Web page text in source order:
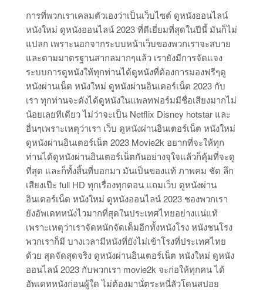
การที่พวกเราเคลมตัวเองว่าเป็นเว็บไซต์ ดูหนังออนไลน์
หนังใหม่ ดูหนังออนไลน์ 2023 ที่ดีเยี่ยมที่สุดในปีนี้ มันก็ไม่
แปลก เพราะนอกจากระบบหน้าเว็บของพวกเราจะสบาย
และตามมาตรฐานสากลมากๆแล้ว เรายังมีการจัดแจง
ระบบการดูหนังให้ทุกท่านได้ดูหนังที่ต้องการมองฟรีๆดู
หนังผ่านเน็ต หนังใหม่ ดูหนังผ่านอินเตอร์เน็ต 2023 กับ
เรา ทุกท่านจะดังได้ดูหนังในแพลทฟอร์มมีชื่อเสียงมากไม่
น้อยเลยทีเดียว ไม่ว่าจะเป็น Netflix Disney hotstar และ
อื่นๆเพราะเหตุว่าเรา เว็บ ดูหนังผ่านอินเตอร์เน็ต หนังใหม่
ดูหนังผ่านอินเตอร์เน็ต 2023 Movie2k อยากที่จะให้ทุก
ท่านได้ดูหนังผ่านอินเตอร์เน็ตกันอย่างจุใจแล้วก็คุ้มที่จะดู
ที่สุด และก็ทั้งสิ้นที่บอกมา มันเป็นของแท้ ภาพคม ชัด ลึก
เสียงเป๊ะ full HD ทุกเรื่องทุกตอน แถมเว็บ ดูหนังผ่าน
อินเตอร์เน็ต หนังใหม่ ดูหนังออนไลน์ 2023 ชองพวกเรา
ยังอัพเดทหนังไวมากที่สุดในประเทศไทยอย่างแน่แท้
เพราะเหตุว่าเราจัดหนักจัดเต็มอีกทั้งหนังโรง หนังชนโรง
พวกเราก็มี บางเวลามีหนังที่ยังไม่เข้าโรงที่ประเทศไทย
ด้วย สุดจัดสุดจริง ดูหนังผ่านอินเตอร์เน็ต หนังใหม่ ดูหนัง
ออนไลน์ 2023 กับพวกเรา movie2k จะก่อให้ทุกคน ได้
อัพเดทหนังก่อนผู้ใด ไม่ต้องมานั่ตระหนี่ลัวโดนสปอย